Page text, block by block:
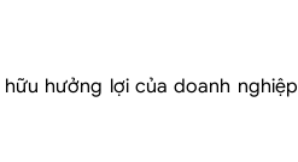
hưởng lợi của doanh nghiệp